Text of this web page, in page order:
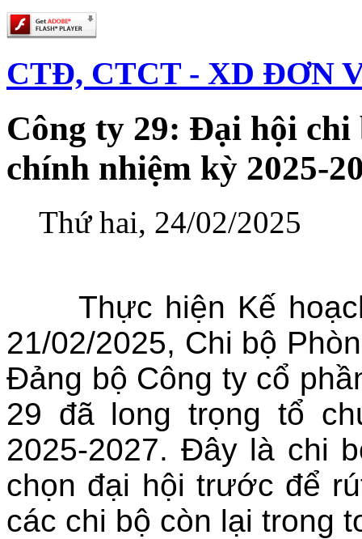
CTĐ, CTCT - XD ĐƠN
Công ty 29: Đại hội chi
chính nhiệm kỳ 2025-
Thứ hai, 24/02/2025
Thực hiện Kế
21/02/2025, Chi bộ
Đảng bộ Công ty cổ
29 đã long trọng tổ
2025-2027. Đây là chi
chọn đại hội trước để
các chi bộ còn lại trong